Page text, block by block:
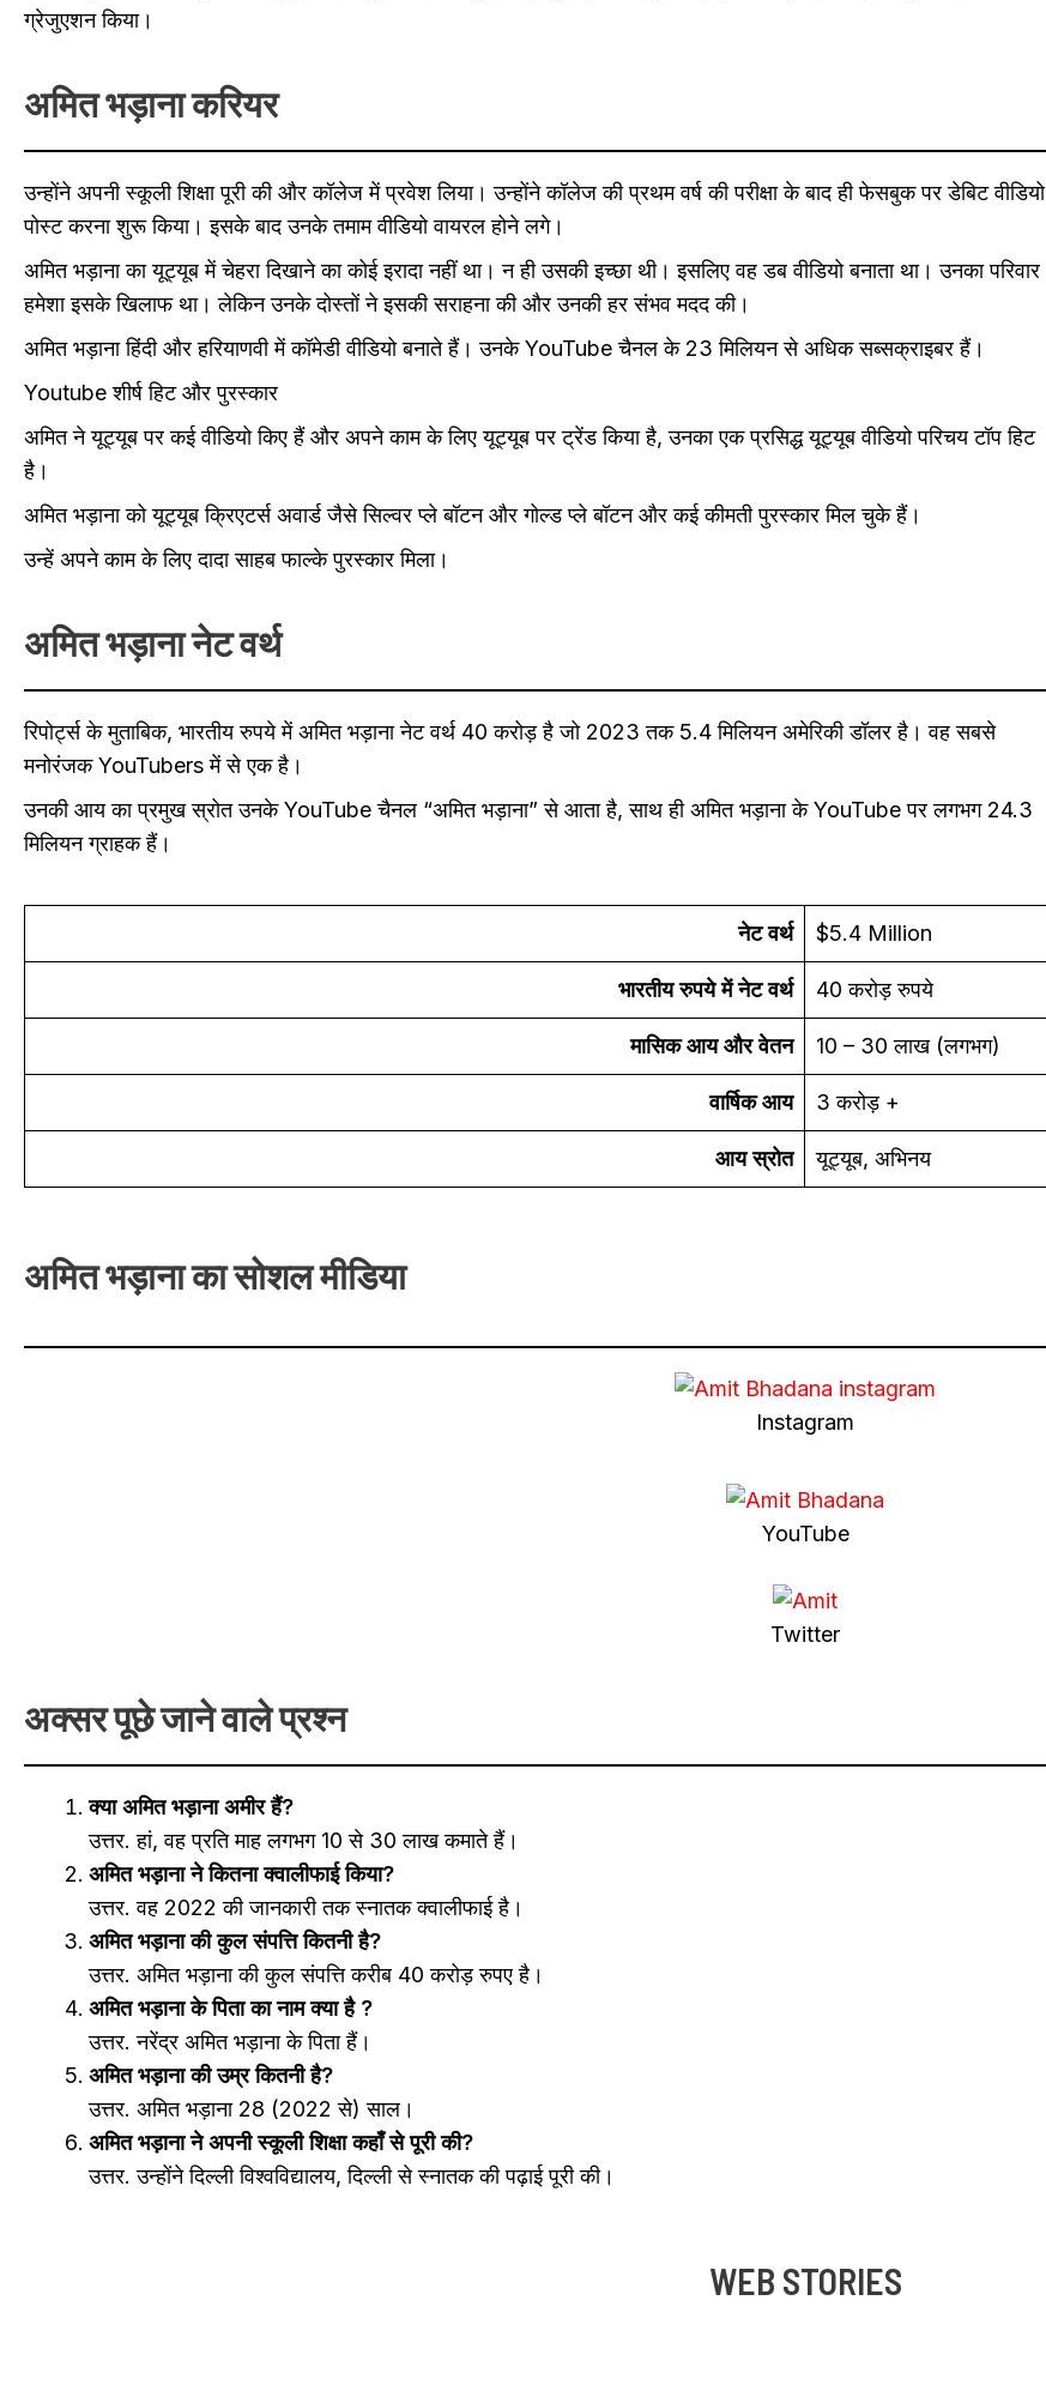
ग्रेजुएशन किया।
अमित भड़ाना करियर
उन्होंने अपनी स्कूली शिक्षा पूरी की और कॉलेज में प्रवेश लिया। उन्होंने कॉलेज की प्रथम वर्ष की परीक्षा के बाद ही फेसबुक पर डेबिट वीडियो
पोस्ट करना शुरू किया। इसके बाद उनके तमाम वीडियो वायरल होने लगे।
अमित भड़ाना का यूट्यूब में चेहरा दिखाने का कोई इरादा नहीं था। न ही उसकी इच्छा थी। इसलिए वह डब वीडियो बनाता था। उनका परिवार
हमेशा इसके खिलाफ था। लेकिन उनके दोस्तों ने इसकी सराहना की और उनकी हर संभव मदद की।
अमित भड़ाना हिंदी और हरियाणवी में कॉमेडी वीडियो बनाते हैं। उनके YouTube चैनल के 23 मिलियन से अधिक सब्सक्राइबर हैं।
Youtube शीर्ष हिट और पुरस्कार
अमित ने यूट्यूब पर कई वीडियो किए हैं और अपने काम के लिए यूट्यूब पर ट्रेंड किया है, उनका एक प्रसिद्ध यूट्यूब वीडियो परिचय टॉप हिट
है।
अमित भड़ाना को यूट्यूब क्रिएटर्स अवार्ड जैसे सिल्वर प्ले बॉटन और गोल्ड प्ले बॉटन और कई कीमती पुरस्कार मिल चुके हैं।
उन्हें अपने काम के लिए दादा साहब फाल्के पुरस्कार मिला।
अमित भड़ाना नेट वर्थ
रिपोर्ट्स के मुताबिक, भारतीय रुपये में अमित भड़ाना नेट वर्थ 40 करोड़ है जो 2023 तक 5.4 मिलियन अमेरिकी डॉलर है। वह सबसे
मनोरंजक YouTubers में से एक है।
उनकी आय का प्रमुख स्रोत उनके YouTube चैनल “अमित भड़ाना” से आता है, साथ ही अमित भड़ाना के YouTube पर लगभग 24.3
मिलियन ग्राहक हैं।
नेट वर्थ $5.4 Million
भारतीय रुपये में नेट वर्थ 40 करोड़ रुपये
मासिक आय और वेतन 10 – 30 लाख (लगभग)
वार्षिकआय 3 करोड़ +
आय स्रोत यूट्यूब, अभिनय
अमित भड़ाना का सोशल मीडिया
Instagram
YouTube
Twitter
अक्सर पूछे जाने वाले प्रश्न
क्या अमित भड़ाना अमीर हैं?
उत्तर. हां, वह प्रति माह लगभग 10 से 30 लाख कमाते हैं।
अमित भड़ाना ने कितना क्वालीफाई किया?
उत्तर. वह 2022 की जानकारी तक स्नातक क्वालीफाई है।
अमित भड़ाना की कुल संपत्ति कितनी है?
उत्तर. अमित भड़ाना की कुल संपत्ति करीब 40 करोड़ रुपए है।
अमित भड़ाना के पिता का नाम क्या है ?
उत्तर. नरेंद्र अमित भड़ाना के पिता हैं।
अमित भड़ाना की उम्र कितनी है?
उत्तर. अमित भड़ाना 28 (2022 से) साल।
अमित भड़ाना ने अपनी स्कूली शिक्षा कहाँ से पूरी की?
उत्तर. उन्होंने दिल्ली विश्वविद्यालय, दिल्ली से स्नातक की पढ़ाई पूरी की।
WEB STORIES